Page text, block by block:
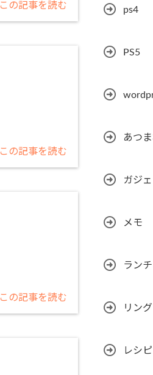
この記事を読む
この記事を読む
この記事を読む
ps4
PS5
あつ
ガジ
メモ
ランチ
リン
レシピ